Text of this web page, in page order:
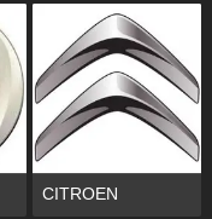
CITROEN